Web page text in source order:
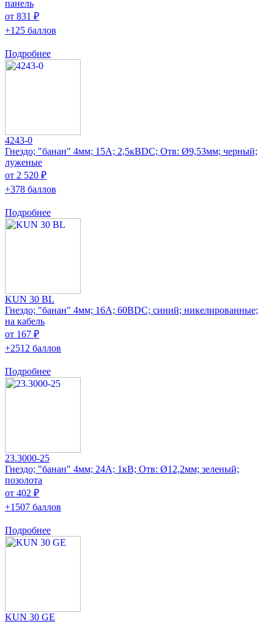
панель
от 831 ₽
+125 баллов
Подробнее
4243-0
Гнездо; "банан" 4мм; 15А; 2,5кВDC; Отв: Ø9,53мм; черный;
луженые
от 2 520 ₽
+378 баллов
Подробнее
KUN 30 BL
Гнездо; "банан" 4мм; 16А; 60ВDC; синий; никелированные;
на кабель
от 167 ₽
+2512 баллов
Подробнее
23.3000-25
Гнездо; "банан" 4мм; 24А; 1кВ; Отв: Ø12,2мм; зеленый;
позолота
от 402 ₽
+1507 баллов
Подробнее
KUN 30 GE